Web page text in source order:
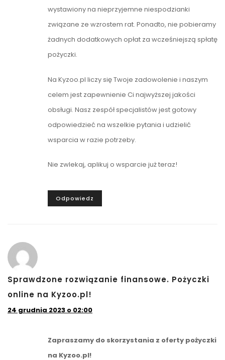
wystawiony na nieprzyjemne niespodzianki
związane ze wzrostem rat. Ponadto, nie pobieramy
żadnych dodatkowych opłat za wcześniejszą spłatę
pożyczki.
Na Kyzoo.pl liczy się Twoje zadowolenie i naszym
celem jest zapewnienie Ci najwyższej jakości
obsługi. Nasz zespół specjalistów jest gotowy
odpowiedzieć na wszelkie pytania i udzielić
wsparcia w razie potrzeby.
Nie zwlekaj, aplikuj o wsparcie już teraz!
Odpowiedz
Sprawdzone rozwiązanie finansowe. Pożyczki
online na Kyzoo.pl!
24 grudnia 2023 o 02:00
Zapraszamy do skorzystania z oferty pożyczki
na Kyzoo.pl!